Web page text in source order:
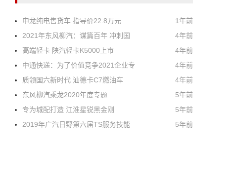
申龙纯电售货车 指导价22.8万元
1年前
2021年东风柳汽：谋篇百年 冲刺国
4年前
高端轻卡 陕汽轻卡K5000上市
4年前
中通快递：为了价值竞争2021企业专
4年前
质领国六新时代 汕德卡C7燃油车
4年前
东风柳汽乘龙2020年度专题
5年前
专为城配打造 江淮星锐黑金刚
5年前
2019年广汽日野第六届TS服务技能
5年前